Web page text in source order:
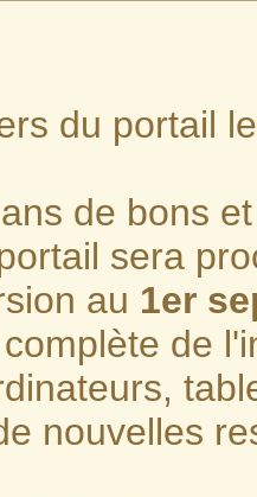
du portail
de bons
sera
au 1er
de
nouvelles